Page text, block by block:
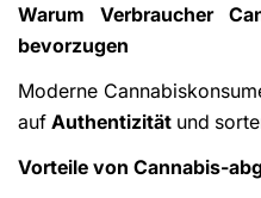
Warum Verbraucher
bevorzugen
Moderne
auf Authentizität und
Vorteile von Cannabis-